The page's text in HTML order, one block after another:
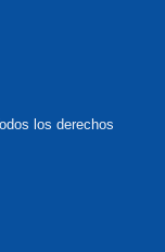
los derechos